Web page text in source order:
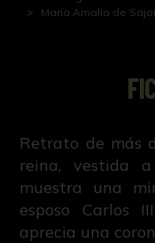
María Amalia de
Retrato de más
reina, vestida
muestra una
esposo Carlos
aprecia una